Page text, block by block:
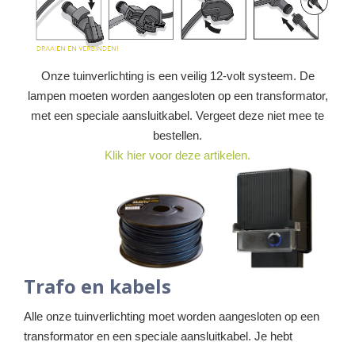
Onze tuinverlichting is een veilig 12-volt systeem. De
lampen moeten worden aangesloten op een transformator,
met een speciale aansluitkabel. Vergeet deze niet mee te
bestellen.
Klik hier voor deze artikelen.
Trafo en kabels
Alle onze tuinverlichting moet worden aangesloten op een
transformator en een speciale aansluitkabel. Je hebt